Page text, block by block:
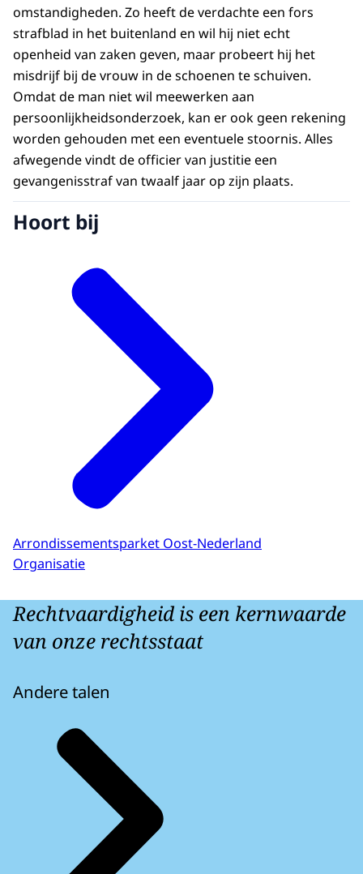
omstandigheden. Zo heeft de verdachte een fors
strafblad in het buitenland en wil hij niet echt
openheid van zaken geven, maar probeert hij het
misdrijf bij de vrouw in de schoenen te schuiven.
Omdat de man niet wil meewerken aan
persoonlijkheidsonderzoek, kan er ook geen rekening
worden gehouden met een eventuele stoornis. Alles
afwegende vindt de officier van justitie een
gevangenisstraf van twaalf jaar op zijn plaats.
Hoort bij
Arrondissementsparket Oost-Nederland
Organisatie
Rechtvaardigheid is een kernwaarde
van onze rechtsstaat
Andere talen